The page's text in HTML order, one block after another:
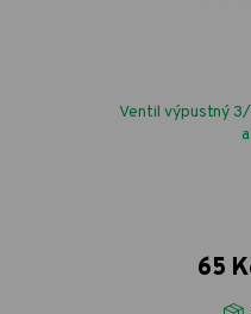
Ventil výpustný
65